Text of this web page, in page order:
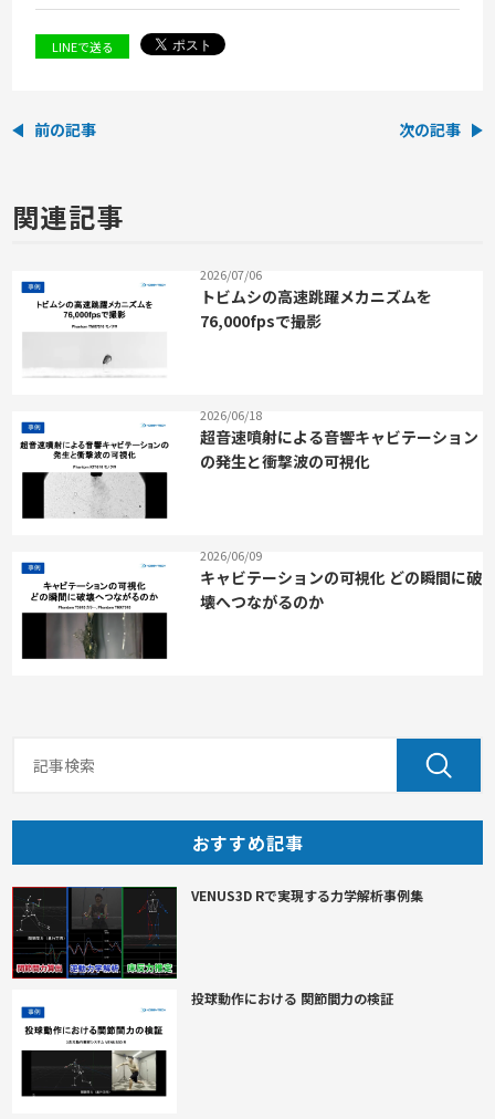
LINEで送る
前の記事 次の記事
関連記事
2026/07/06
トビムシの高速跳躍メカニズムを
76,000fpsで撮影
2026/06/18
超音速噴射による音響キャビテーション
の発生と衝撃波の可視化
2026/06/09
キャビテーションの可視化 どの瞬間に破
壊へつながるのか
おすすめ記事
VENUS3D Rで実現する力学解析事例集
投球動作における 関節間力の検証